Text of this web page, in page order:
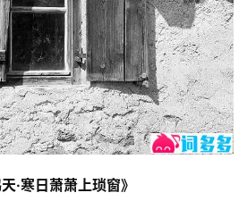
天·寒日萧萧上琐窗》